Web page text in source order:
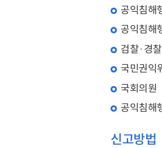
공익침해
공익침해
검찰·경
국민권익
국회의원
공익침해
신고방법